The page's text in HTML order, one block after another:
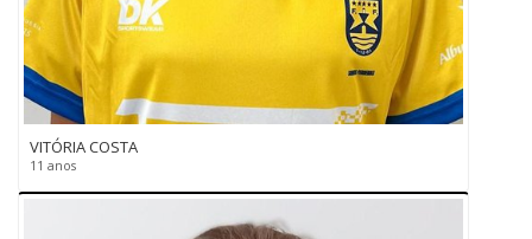
VITÓRIA COSTA
11 anos